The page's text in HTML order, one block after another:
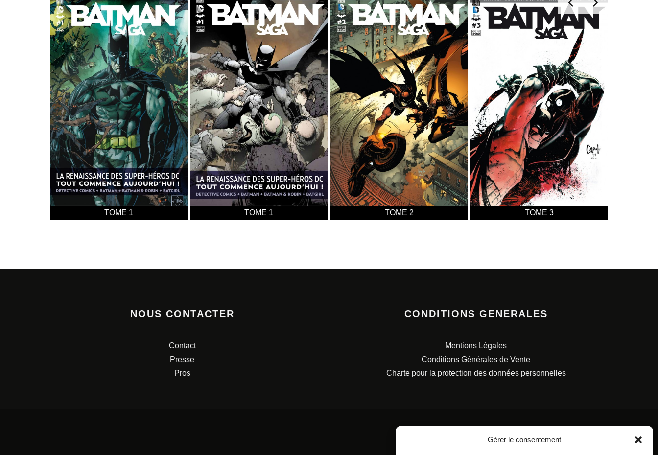
Gérer le consentement
TOME 1 TOME 1 TOME 2 TOME 3
NOUS CONTACTER
Contact
Presse
Pros
CONDITIONS GENERALES
Mentions Légales
Conditions Générales de Vente
Charte pour la protection des données personnelles